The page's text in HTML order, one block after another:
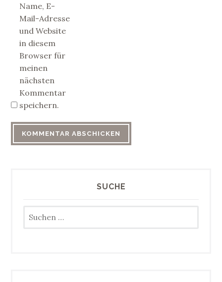
Name, E-
Mail-Adresse
und Website
in diesem
Browser für
meinen
nächsten
Kommentar
speichern.
SUCHE
nach: